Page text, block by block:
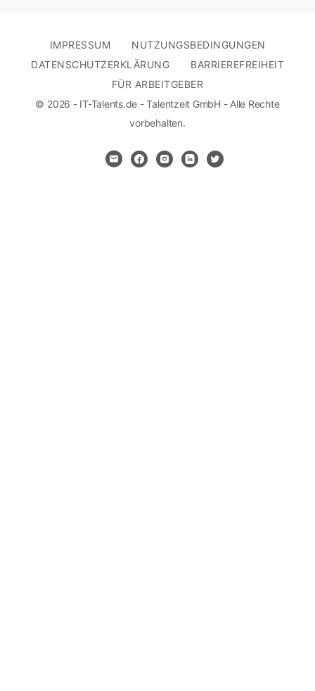
IMPRESSUM
NUTZUNGSBEDINGUNGEN
DATENSCHUTZERKLÄRUNG
BARRIEREFREIHEIT
FÜR ARBEITGEBER
© 2026 - IT-Talents.de - Talentzeit GmbH - Alle Rechte
vorbehalten.